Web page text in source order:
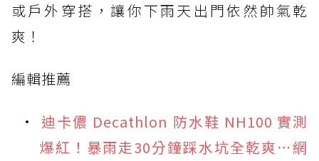
或戶外穿搭，讓你下雨天出門依然帥氣乾
爽！
編輯推薦
迪卡儂 Decathlon 防水鞋 NH100 實測
爆紅！暴雨走30分鐘踩水坑全乾爽⋯網